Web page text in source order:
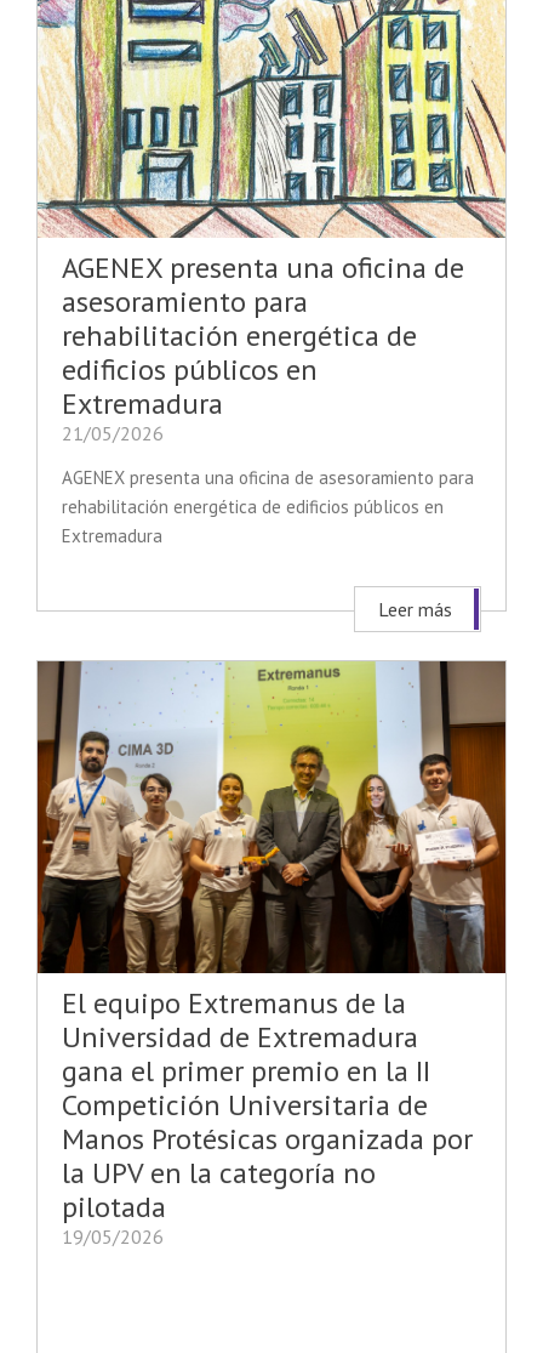
AGENEX presenta una oficina de
asesoramiento para
rehabilitación energética de
edificios públicos en
Extremadura
21/05/2026
AGENEX presenta una oficina de asesoramiento para
rehabilitación energética de edificios públicos en
Extremadura
Leer más
El equipo Extremanus de la
Universidad de Extremadura
gana el primer premio en la II
Competición Universitaria de
Manos Protésicas organizada por
la UPV en la categoría no
pilotada
19/05/2026